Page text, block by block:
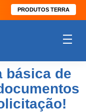
PRODUTOS TERRA
básica de